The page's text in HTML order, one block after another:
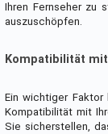
Ihren Fernseher zu
auszuschöpfen.
Kompatibilität
Ein wichtiger
Kompatibilität mit
Sie sicherstellen,